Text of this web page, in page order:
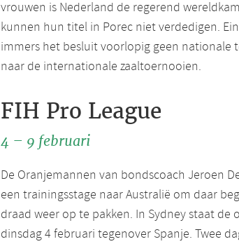
vrouwen is Nederland de regerend
kunnen hun titel in Porec niet verdedigen.
immers het besluit voorlopig geen nationale
naar de internationale zaaltoernooien.
FIH Pro League
4 – 9 februari
De Oranjemannen van bondscoach Jeroen
een trainingsstage naar Australië om daar
draad weer op te pakken. In Sydney staat de
dinsdag 4 februari tegenover Spanje. Twee